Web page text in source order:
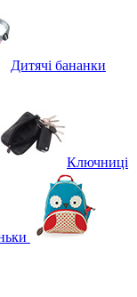
Дитячі бананки
Ключниці